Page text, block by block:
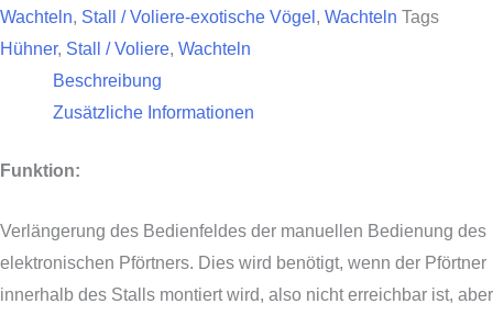
Wachteln, Stall / Voliere-exotische Vögel , Wachteln Tags
Hühner, Stall / Voliere, Wachteln
Beschreibung
Zusätzliche Informationen
Funktion:
Verlängerung des Bedienfeldes der manuellen Bedienung des
elektronischen Pförtners. Dies wird benötigt, wenn der Pförtner
innerhalb des Stalls montiert wird, also nicht erreichbar ist, aber